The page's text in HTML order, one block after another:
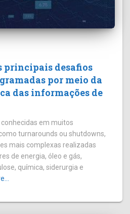
principais desafios
por meio da
das informações de
em muitos
turnarounds ou shutdowns,
mais complexas realizadas
de energia, óleo e gás,
química, siderurgia e